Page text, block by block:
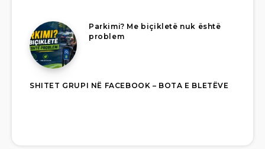
Parkimi? Me biçikletë nuk është
problem
SHITET GRUPI NË FACEBOOK – BOTA E BLETËVE